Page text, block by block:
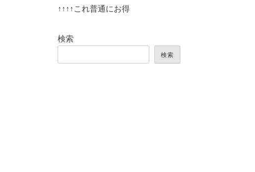
↑↑↑↑これ普通にお得
検索
検索